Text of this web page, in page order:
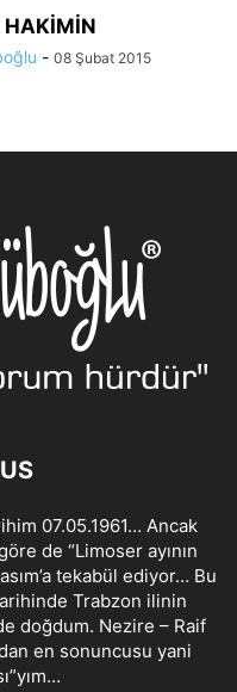
HAKİMİN
- 08 Şubat 2015
07.05.1961… Ancak
de “Limoser ayının
tekabül ediyor… Bu
Trabzon ilinin
doğdum. Nezire – Raif
en sonuncusu yani